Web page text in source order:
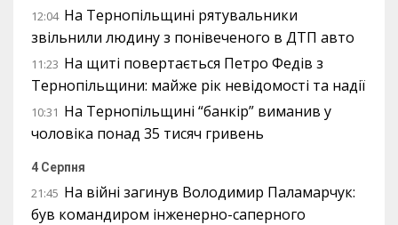
12:04 На Тернопільщині рятувальники
звільнили людину з понівеченого в ДТП авто
11:23 На щиті повертається Петро Федів з
Тернопільщини: майже рік невідомості та надії
10:31 На Тернопільщині “банкір” виманив у
чоловіка понад 35 тисяч гривень
4 Серпня
21:45 На війні загинув Володимир Паламарчук:
був командиром інженерно-саперного